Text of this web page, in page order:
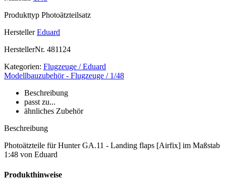
Produkttyp Photoätzteilsatz
Hersteller Eduard
HerstellerNr. 481124
Kategorien: Flugzeuge / Eduard
Modellbauzubehör - Flugzeuge / 1/48
Beschreibung
passt zu...
ähnliches Zubehör
Beschreibung
Photoätzteile für Hunter GA.11 - Landing flaps [Airfix] im Maßstab
1:48 von Eduard
Produkthinweise